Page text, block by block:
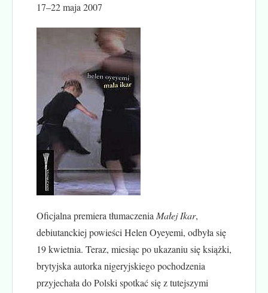
17–22 maja 2007
Oficjalna premiera tłumaczenia Małej Ikar,
debiutanckiej powieści Helen Oyeyemi, odbyła się
19 kwietnia. Teraz, miesiąc po ukazaniu się książki,
brytyjska autorka nigeryjskiego pochodzenia
przyjechała do Polski spotkać się z tutejszymi